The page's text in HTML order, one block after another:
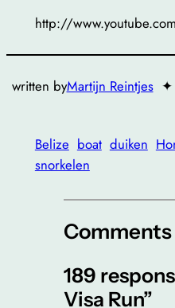
http://
written byMartijn Reintjes ✦
Belize boat duiken
snorkelen
Comments
189
Visa Run”